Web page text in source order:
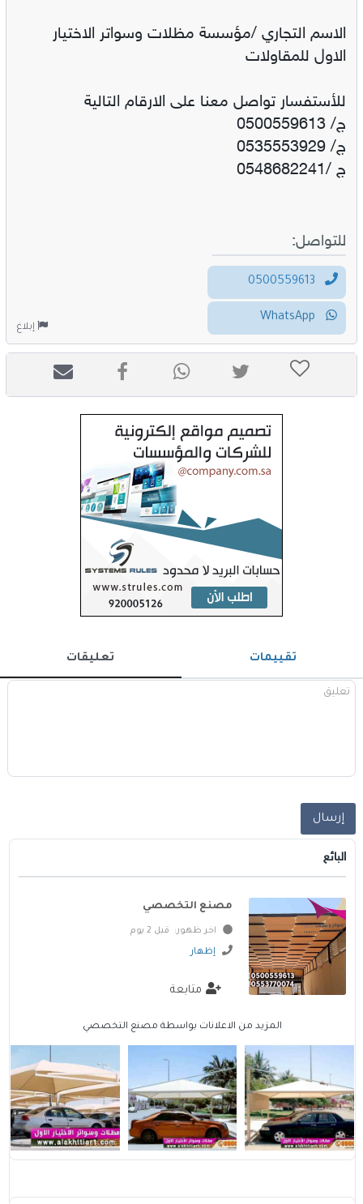
الاسم التجاري /مؤسسة مظلات وسواتر الاختيار
الاول للمقاولات
للأستفسار تواصل معنا على الارقام التالية
ج/ 0500559613
ج/ 0535553929
ج /0548682241
للتواصل:
إبلاغ
تقييمات تعليقات
إرسال
البائع
مصنع التخصصي
اخر ظهور: قبل 2 يوم
إظهار
متابعة
المزيد من الاعلانات بواسطة مصنع التخصصي